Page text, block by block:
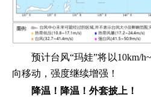
预计台风“玛娃”将以10km/
向移动，强度继续增强！
降温！降温！外套披上！